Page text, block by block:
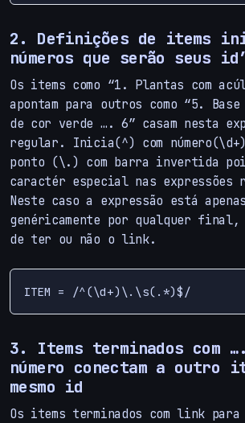
2. Definições de items
números que serão seus
Os items como “1. Plantas com
apontam para outros como “5.
de cor verde …. 6” casam nesta
regular. Inicia(^) com
ponto (\.) com barra invertida
caractér especial nas expressões
Neste caso a expressão está
genéricamente por qualquer final,
de ter ou não o link.
3. Items terminados com
número conectam a outro
mesmo id
Os items terminados com link